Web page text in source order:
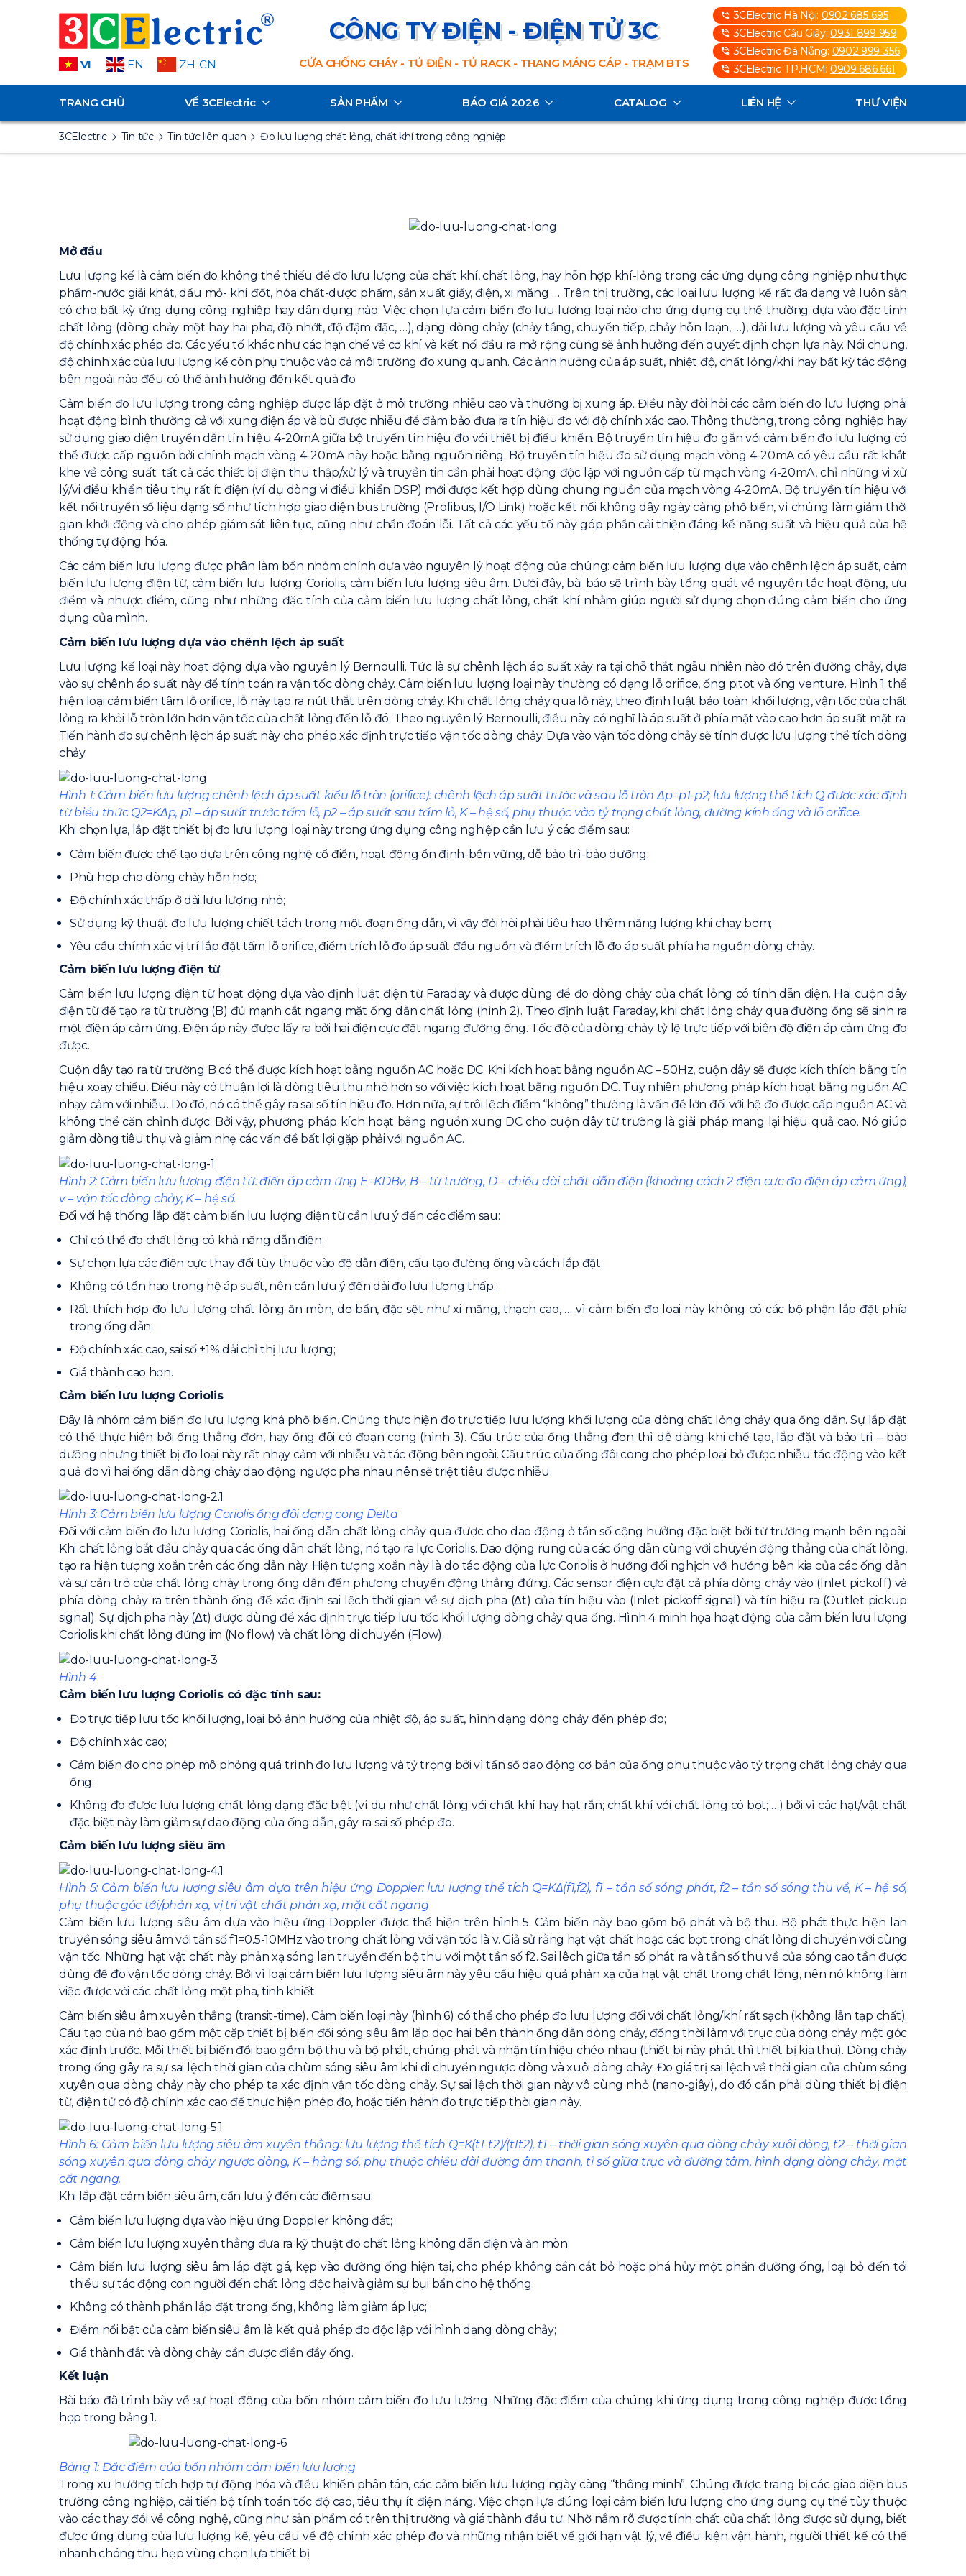
VI EN ZH-CN
CÔNG TY ĐIỆN - ĐIỆN TỬ 3C
CỬA CHỐNG CHÁY - TỦ ĐIỆN - TỦ RACK - THANG MÁNG CÁP - TRẠM BTS
3CElectric Hà Nội: 0902 685 695
3CElectric Cầu Giấy:0931 899 959
3CElectric Đà Nẵng: 0902 999 356
3CElectric TP.HCM: 0909 686 661
TRANG CHỦ VỀ 3CElectric SẢN PHẨM BÁO GIÁ 2026 CATALOG LIÊN HỆ THƯ VIỆN
3CElectric Tin tức Tin tức liên quan Đo lưu lượng chất lỏng, chất khí trong công nghiệp
Mở đầu
Lưu lượng kế là cảm biến đo không thể thiếu để đo lưu lượng của chất khí, chất lỏng, hay hỗn hợp khí-lỏng trong các ứng dụng công nghiệp như thực
phẩm-nước giải khát, dầu mỏ- khí đốt, hóa chất-dược phẩm, sản xuất giấy, điện, xi măng … Trên thị trường, các loại lưu lượng kế rất đa dạng và luôn sẵn
có cho bất kỳ ứng dụng công nghiệp hay dân dụng nào. Việc chọn lựa cảm biến đo lưu lương loại nào cho ứng dụng cụ thể thường dựa vào đặc tính
chất lỏng (dòng chảy một hay hai pha, độ nhớt, độ đậm đặc, …), dạng dòng chảy (chảy tầng, chuyển tiếp, chảy hỗn loạn, …), dải lưu lượng và yêu cầu về
độ chính xác phép đo. Các yếu tố khác như các hạn chế về cơ khí và kết nối đầu ra mở rộng cũng sẽ ảnh hưởng đến quyết định chọn lựa này. Nói chung,
độ chính xác của lưu lượng kế còn phụ thuộc vào cả môi trường đo xung quanh. Các ảnh hưởng của áp suất, nhiệt độ, chất lỏng/khí hay bất kỳ tác động
bên ngoài nào đều có thể ảnh hưởng đến kết quả đo.
Cảm biến đo lưu lượng trong công nghiệp được lắp đặt ở môi trường nhiễu cao và thường bị xung áp. Điều này đòi hỏi các cảm biến đo lưu lượng phải
hoạt động bình thường cả với xung điện áp và bù được nhiễu để đảm bảo đưa ra tín hiệu đo với độ chính xác cao. Thông thường, trong công nghiệp hay
sử dụng giao diện truyền dẫn tín hiệu 4-20mA giữa bộ truyền tín hiệu đo với thiết bị điều khiển. Bộ truyền tín hiệu đo gắn với cảm biến đo lưu lượng có
thể được cấp nguồn bởi chính mạch vòng 4-20mA này hoặc bằng nguồn riêng. Bộ truyền tín hiệu đo sử dụng mạch vòng 4-20mA có yêu cầu rất khắt
khe về công suất: tất cả các thiết bị điện thu thập/xử lý và truyền tin cần phải hoạt động độc lập với nguồn cấp từ mạch vòng 4-20mA, chỉ những vi xử
lý/vi điều khiển tiêu thụ rất ít điện (ví dụ dòng vi điều khiển DSP) mới được kết hợp dùng chung nguồn của mạch vòng 4-20mA. Bộ truyền tín hiệu với
kết nối truyền số liệu dạng số như tích hợp giao diện bus trường (Profibus, I/O Link) hoặc kết nối không dây ngày càng phổ biến, vì chúng làm giảm thời
gian khởi động và cho phép giám sát liên tục, cũng như chẩn đoán lỗi. Tất cả các yếu tố này góp phần cải thiện đáng kể năng suất và hiệu quả của hệ
thống tự động hóa.
Các cảm biến lưu lượng được phân làm bốn nhóm chính dựa vào nguyên lý hoạt động của chúng: cảm biến lưu lượng dựa vào chênh lệch áp suất, cảm
biến lưu lượng điện từ, cảm biến lưu lượng Coriolis, cảm biến lưu lượng siêu âm. Dưới đây, bài báo sẽ trình bày tổng quát về nguyên tắc hoạt động, ưu
điểm và nhược điểm, cũng như những đặc tính của cảm biến lưu lượng chất lỏng, chất khí nhằm giúp người sử dụng chọn đúng cảm biến cho ứng
dụng của mình.
Cảm biến lưu lượng dựa vào chênh lệch áp suất
Lưu lượng kế loại này hoạt động dựa vào nguyên lý Bernoulli. Tức là sự chênh lệch áp suất xảy ra tại chỗ thắt ngẫu nhiên nào đó trên đường chảy, dựa
vào sự chênh áp suất này để tính toán ra vận tốc dòng chảy. Cảm biến lưu lượng loại này thường có dạng lỗ orifice, ống pitot và ống venture. Hình 1 thể
hiện loại cảm biến tâm lỗ orifice, lỗ này tạo ra nút thắt trên dòng chảy. Khi chất lỏng chảy qua lỗ này, theo định luật bảo toàn khối lượng, vận tốc của chất
lỏng ra khỏi lỗ tròn lớn hơn vận tốc của chất lỏng đến lỗ đó. Theo nguyên lý Bernoulli, điều này có nghĩ là áp suất ở phía mặt vào cao hơn áp suất mặt ra.
Tiến hành đo sự chênh lệch áp suất này cho phép xác định trực tiếp vận tốc dòng chảy. Dựa vào vận tốc dòng chảy sẽ tính được lưu lượng thể tích dòng
chảy.
Hình 1: Cảm biến lưu lượng chênh lệch áp suất kiểu lỗ tròn (orifice): chênh lệch áp suất trước và sau lỗ tròn Δp=p1-p2; lưu lượng thể tích Q được xác định
từ biểu thức Q2=KΔp, p1 – áp suất trước tấm lỗ, p2 – áp suất sau tấm lỗ, K – hệ số, phụ thuộc vào tỷ trọng chất lỏng, đường kính ống và lỗ orifice.
Khi chọn lựa, lắp đặt thiết bị đo lưu lượng loại này trong ứng dụng công nghiệp cần lưu ý các điểm sau:
Cảm biến được chế tạo dựa trên công nghệ cổ điển, hoạt động ổn định-bền vững, dễ bảo trì-bảo dưỡng;
Phù hợp cho dòng chảy hỗn hợp;
Độ chính xác thấp ở dải lưu lượng nhỏ;
Sử dụng kỹ thuật đo lưu lượng chiết tách trong một đoạn ống dẫn, vì vậy đỏi hỏi phải tiêu hao thêm năng lượng khi chạy bơm;
Yêu cầu chính xác vị trí lắp đặt tấm lỗ orifice, điểm trích lỗ đo áp suất đầu nguồn và điểm trích lỗ đo áp suất phía hạ nguồn dòng chảy.
Cảm biến lưu lượng điện từ
Cảm biến lưu lượng điện từ hoạt động dựa vào định luật điện từ Faraday và được dùng để đo dòng chảy của chất lỏng có tính dẫn điện. Hai cuộn dây
điện từ để tạo ra từ trường (B) đủ mạnh cắt ngang mặt ống dẫn chất lỏng (hình 2). Theo định luật Faraday, khi chất lỏng chảy qua đường ống sẽ sinh ra
một điện áp cảm ứng. Điện áp này được lấy ra bởi hai điện cực đặt ngang đường ống. Tốc độ của dòng chảy tỷ lệ trực tiếp với biên độ điện áp cảm ứng đo
được.
Cuộn dây tạo ra từ trường B có thể được kích hoạt bằng nguồn AC hoặc DC. Khi kích hoạt bằng nguồn AC – 50Hz, cuộn dây sẽ được kích thích bằng tín
hiệu xoay chiều. Điều này có thuận lợi là dòng tiêu thụ nhỏ hơn so với việc kích hoạt bằng nguồn DC. Tuy nhiên phương pháp kích hoạt bằng nguồn AC
nhạy cảm với nhiễu. Do đó, nó có thể gây ra sai số tín hiệu đo. Hơn nữa, sự trôi lệch điểm “không” thường là vấn đề lớn đối với hệ đo được cấp nguồn AC và
không thể căn chỉnh được. Bởi vậy, phương pháp kích hoạt bằng nguồn xung DC cho cuộn dây từ trường là giải pháp mang lại hiệu quả cao. Nó giúp
giảm dòng tiêu thụ và giảm nhẹ các vấn đề bất lợi gặp phải với nguồn AC.
Hình 2: Cảm biến lưu lượng điện từ: điến áp cảm ứng E=KDBv, B – từ trường, D – chiều dài chất dẫn điện (khoảng cách 2 điện cực đo điện áp cảm ứng),
v – vận tốc dòng chảy, K – hệ số.
Đối với hệ thống lắp đặt cảm biến lưu lượng điện từ cần lưu ý đến các điểm sau:
Chỉ có thể đo chất lỏng có khả năng dẫn điện;
Sự chọn lựa các điện cực thay đổi tùy thuộc vào độ dẫn điện, cấu tạo đường ống và cách lắp đặt;
Không có tổn hao trong hệ áp suất, nên cần lưu ý đến dải đo lưu lượng thấp;
Rất thích hợp đo lưu lượng chất lỏng ăn mòn, dơ bẩn, đặc sệt như xi măng, thạch cao, … vì cảm biến đo loại này không có các bộ phận lắp đặt phía
trong ống dẫn;
Độ chính xác cao, sai số ±1% dải chỉ thị lưu lượng;
Giá thành cao hơn.
Cảm biến lưu lượng Coriolis
Đây là nhóm cảm biến đo lưu lượng khá phổ biến. Chúng thực hiện đo trực tiếp lưu lượng khối lượng của dòng chất lỏng chảy qua ống dẫn. Sự lắp đặt
có thể thực hiện bởi ống thẳng đơn, hay ống đôi có đoạn cong (hình 3). Cấu trúc của ống thẳng đơn thì dễ dàng khi chế tạo, lắp đặt và bảo trì – bảo
dưỡng nhưng thiết bị đo loại này rất nhạy cảm với nhiễu và tác động bên ngoài. Cấu trúc của ống đôi cong cho phép loại bỏ được nhiễu tác động vào kết
quả đo vì hai ống dẫn dòng chảy dao động ngược pha nhau nên sẽ triệt tiêu được nhiễu.
Hình 3: Cảm biến lưu lượng Coriolis ống đôi dạng cong Delta
Đối với cảm biến đo lưu lượng Coriolis, hai ống dẫn chất lỏng chảy qua được cho dao động ở tần số cộng hưởng đặc biệt bởi từ trường mạnh bên ngoài.
Khi chất lỏng bắt đầu chảy qua các ống dẫn chất lỏng, nó tạo ra lực Coriolis. Dao động rung của các ống dẫn cùng với chuyển động thẳng của chất lỏng,
tạo ra hiện tượng xoắn trên các ống dẫn này. Hiện tượng xoắn này là do tác động của lực Coriolis ở hướng đối nghịch với hướng bên kia của các ống dẫn
và sự cản trở của chất lỏng chảy trong ống dẫn đến phương chuyển động thẳng đứng. Các sensor điện cực đặt cả phía dòng chảy vào (Inlet pickoff) và
phía dòng chảy ra trên thành ống để xác định sai lệch thời gian về sự dịch pha (Δt) của tín hiệu vào (Inlet pickoff signal) và tín hiệu ra (Outlet pickup
signal). Sự dịch pha này (Δt) được dùng để xác định trực tiếp lưu tốc khối lượng dòng chảy qua ống. Hình 4 minh họa hoạt động của cảm biến lưu lượng
Coriolis khi chất lỏng đứng im (No flow) và chất lỏng di chuyển (Flow).
Hình 4
Cảm biến lưu lượng Coriolis có đặc tính sau:
Đo trực tiếp lưu tốc khối lượng, loại bỏ ảnh hưởng của nhiệt độ, áp suất, hình dạng dòng chảy đến phép đo;
Độ chính xác cao;
Cảm biến đo cho phép mô phỏng quá trình đo lưu lượng và tỷ trọng bởi vì tần số dao động cơ bản của ống phụ thuộc vào tỷ trọng chất lỏng chảy qua
ống;
Không đo được lưu lượng chất lỏng dạng đặc biệt (ví dụ như chất lỏng với chất khí hay hạt rắn; chất khí với chất lỏng có bọt; …) bởi vì các hạt/vật chất
đặc biệt này làm giảm sự dao động của ống dẫn, gây ra sai số phép đo.
Cảm biến lưu lượng siêu âm
Hình 5: Cảm biến lưu lượng siêu âm dựa trên hiệu ứng Doppler: lưu lượng thể tích Q=KΔ(f1,f2), f1 – tần số sóng phát, f2 – tần số sóng thu về, K – hệ số,
phụ thuộc góc tới/phản xạ, vị trí vật chất phản xạ, mặt cắt ngang
Cảm biến lưu lượng siêu âm dựa vào hiệu ứng Doppler được thể hiện trên hình 5. Cảm biến này bao gồm bộ phát và bộ thu. Bộ phát thực hiện lan
truyền sóng siêu âm với tần số f1=0.5-10MHz vào trong chất lỏng với vận tốc là v. Giả sử rằng hạt vật chất hoặc các bọt trong chất lỏng di chuyển với cùng
vận tốc. Những hạt vật chất này phản xạ sóng lan truyền đến bộ thu với một tần số f2. Sai lêch giữa tần số phát ra và tần số thu về của sóng cao tần được
dùng để đo vận tốc dòng chảy. Bởi vì loại cảm biến lưu lượng siêu âm này yêu cầu hiệu quả phản xạ của hạt vật chất trong chất lỏng, nên nó không làm
việc được với các chất lỏng một pha, tinh khiết.
Cảm biến siêu âm xuyên thẳng (transit-time). Cảm biến loại này (hình 6) có thể cho phép đo lưu lượng đối với chất lỏng/khí rất sạch (không lẫn tạp chất).
Cấu tạo của nó bao gồm một cặp thiết bị biến đổi sóng siêu âm lắp dọc hai bên thành ống dẫn dòng chảy, đồng thời làm với trục của dòng chảy một góc
xác định trước. Mỗi thiết bị biến đổi bao gồm bộ thu và bộ phát, chúng phát và nhận tín hiệu chéo nhau (thiết bị này phát thì thiết bị kia thu). Dòng chảy
trong ống gây ra sự sai lệch thời gian của chùm sóng siêu âm khi di chuyển ngược dòng và xuôi dòng chảy. Đo giá trị sai lệch về thời gian của chùm sóng
xuyên qua dòng chảy này cho phép ta xác định vận tốc dòng chảy. Sự sai lệch thời gian này vô cùng nhỏ (nano-giây), do đó cần phải dùng thiết bị điện
từ, điện tử có độ chính xác cao để thực hiện phép đo, hoặc tiến hành đo trực tiếp thời gian này.
Hình 6: Cảm biến lưu lượng siêu âm xuyên thẳng: lưu lượng thể tích Q=K(t1-t2)/(t1t2), t1 – thời gian sóng xuyên qua dòng chảy xuôi dòng, t2 – thời gian
sóng xuyên qua dòng chảy ngược dòng, K – hằng số, phụ thuộc chiều dài đường âm thanh, tỉ số giữa trục và đường tâm, hình dạng dòng chảy, mặt
cắt ngang.
Khi lắp đặt cảm biến siêu âm, cần lưu ý đến các điểm sau:
Cảm biến lưu lượng dựa vào hiệu ứng Doppler không đắt;
Cảm biến lưu lượng xuyên thẳng đưa ra kỹ thuật đo chất lỏng không dẫn điện và ăn mòn;
Cảm biến lưu lượng siêu âm lắp đặt gá, kẹp vào đường ống hiện tại, cho phép không cần cắt bỏ hoặc phá hủy một phần đường ống, loại bỏ đến tổi
thiểu sự tác động con người đến chất lỏng độc hại và giảm sự bụi bẩn cho hệ thống;
Không có thành phần lắp đặt trong ống, không làm giảm áp lực;
Điểm nổi bật của cảm biến siêu âm là kết quả phép đo độc lập với hình dạng dòng chảy;
Giá thành đắt và dòng chảy cần được điền đầy ống.
Kết luận
Bài báo đã trình bày về sự hoạt động của bốn nhóm cảm biến đo lưu lượng. Những đặc điểm của chúng khi ứng dụng trong công nghiệp được tổng
hợp trong bảng 1.
Bảng 1: Đặc điểm của bốn nhóm cảm biến lưu lượng
Trong xu hướng tích hợp tự động hóa và điều khiển phân tán, các cảm biến lưu lượng ngày càng “thông minh”. Chúng được trang bị các giao diện bus
trường công nghiệp, cải tiến bộ tính toán tốc độ cao, tiêu thụ ít điện năng. Việc chọn lựa đúng loại cảm biến lưu lượng cho ứng dụng cụ thể tùy thuộc
vào các thay đổi về công nghệ, cũng như sản phẩm có trên thị trường và giá thành đầu tư. Nhờ nắm rõ được tính chất của chất lỏng được sử dụng, biết
được ứng dụng của lưu lượng kế, yêu cầu về độ chính xác phép đo và những nhận biết về giới hạn vật lý, về điều kiện vận hành, người thiết kế có thể
nhanh chóng thu hẹp vùng chọn lựa thiết bị.